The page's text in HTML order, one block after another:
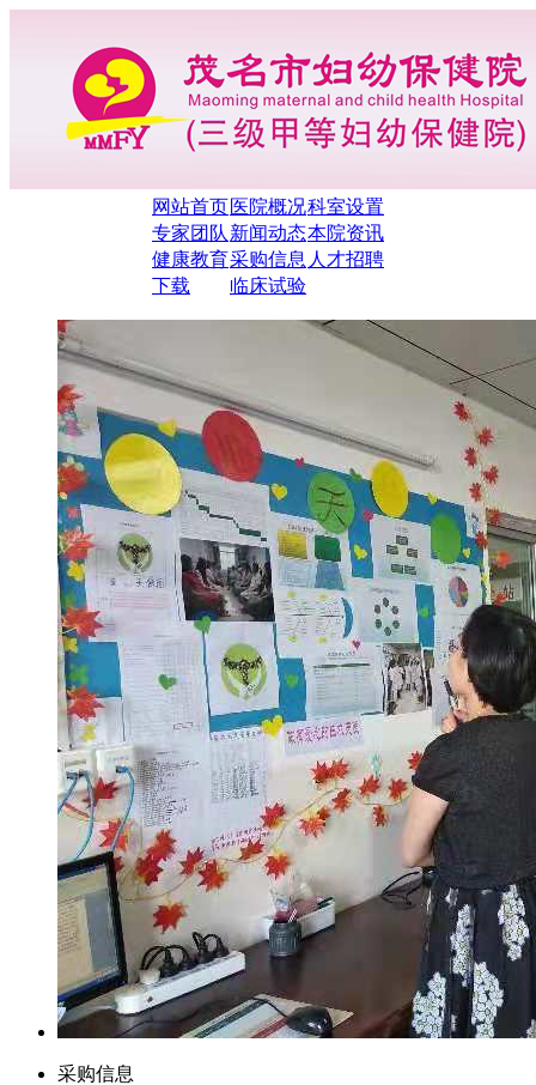
网站首页医院概况科室设置
专家团队 新闻动态本院资讯
健康教育采购信息 人才招聘
下载
临床试验
采购信息